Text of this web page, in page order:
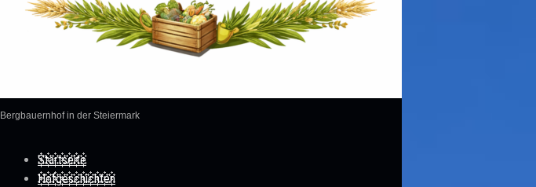
Bergbauernhof in der Steiermark
Skip to content
Startseite
Hofgeschichten